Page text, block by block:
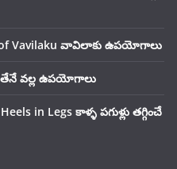
of Vavilaku వావిలాకు ఉపయోగాలు
తేనే వల్ల ఉపయోగాలు
in Legs కాళ్ళ పగుళ్లు తగ్గించే